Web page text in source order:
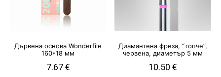
Дървена основа Wonderfile
160*18 мм
7.67€
Диамантена фреза, “топче”,
червена, диаметър 5 мм
10.50€